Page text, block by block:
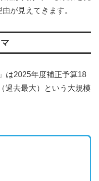
が見えてきます。
は2025年度補正予算18
過去最大）という大規模